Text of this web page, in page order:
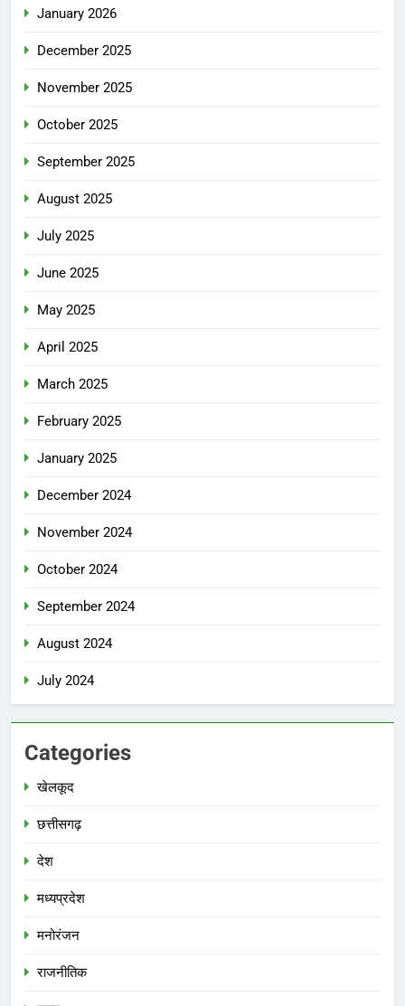
January 2026
December 2025
November 2025
October 2025
September 2025
August 2025
July 2025
June 2025
May 2025
April 2025
March 2025
February 2025
January 2025
December 2024
November 2024
October 2024
September 2024
August 2024
July 2024
Categories
खेलकूद
छत्तीसगढ़
देश
मध्‍यप्रदेश
मनोरंजन
राजनीतिक